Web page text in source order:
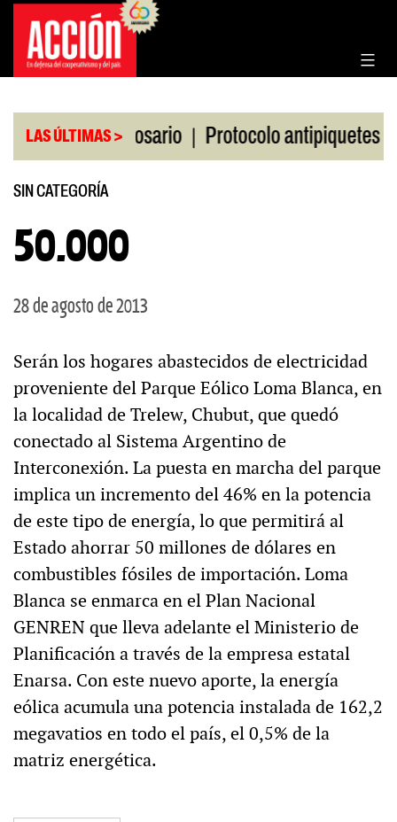
Saltar
contenido
LAS ÚLTIMAS >
la Bolsa de Rosario | Protocolo antipiquetes |
SIN CATEGORÍA
50.000
28 de agosto de 2013
Serán los hogares abastecidos de electricidad
proveniente del Parque Eólico Loma Blanca, en
la localidad de Trelew, Chubut, que quedó
conectado al Sistema Argentino de
Interconexión. La puesta en marcha del parque
implica un incremento del 46% en la potencia
de este tipo de energía, lo que permitirá al
Estado ahorrar 50 millones de dólares en
combustibles fósiles de importación. Loma
Blanca se enmarca en el Plan Nacional
GENREN que lleva adelante el Ministerio de
Planificación a través de la empresa estatal
Enarsa. Con este nuevo aporte, la energía
eólica acumula una potencia instalada de 162,2
megavatios en todo el país, el 0,5% de la
matriz energética.